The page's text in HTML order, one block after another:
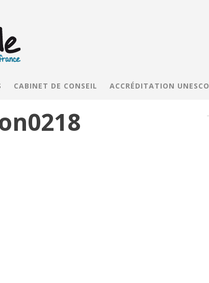
CABINET DE CONSEIL ACCRÉDITATION UNESCO